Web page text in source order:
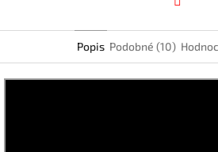
Popis Podobné (10)